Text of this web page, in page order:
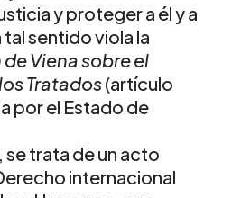
y proteger a él y a
sentido viola la
Viena sobre el
Tratados(artículo
por el Estado de
se trata de un acto
internacional